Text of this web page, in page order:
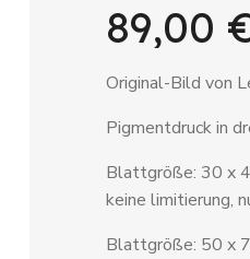
89,00
Original-Bild von
Pigmentdruck in
Blattgröße: 30 x
keine limitierung,
Blattgröße: 50 x